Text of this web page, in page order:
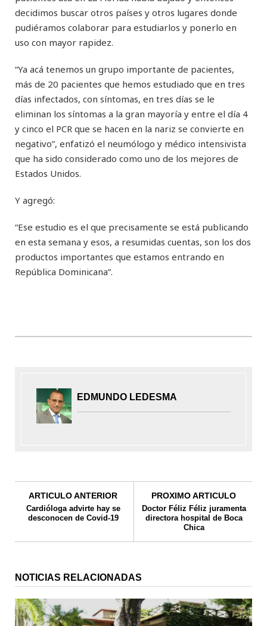
decidimos buscar otros países y otros lugares donde
pudiéramos colaborar para estudiarlos y ponerlo en
uso con mayor rapidez.
“Ya acá tenemos un grupo importante de pacientes,
más de 20 pacientes que hemos estudiado que en tres
días infectados, con síntomas, en tres días se le
eliminan los síntomas a la gran mayoría y entre el día 4
y cinco el PCR que se hacen en la nariz se convierte en
negativo”, enfatizó el neumólogo y médico intensivista
que ha sido considerado como uno de los mejores de
Estados Unidos.
Y agregó:
“Ese estudio es el que precisamente se está publicando
en esta semana y esos, a resumidas cuentas, son los dos
productos importantes que estamos entrando en
República Dominicana”.
EDMUNDO LEDESMA
ARTICULO ANTERIOR
Cardióloga advirte hay se
desconocen de Covid-19
PROXIMO ARTICULO
Doctor Féliz Féliz juramenta
directora hospital de Boca
Chica
NOTICIAS RELACIONADAS